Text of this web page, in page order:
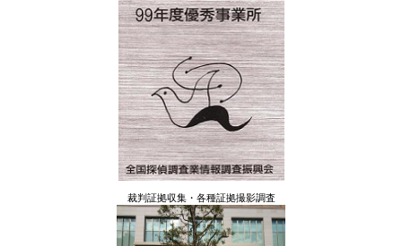
裁判証拠収集・各種証拠撮影調査